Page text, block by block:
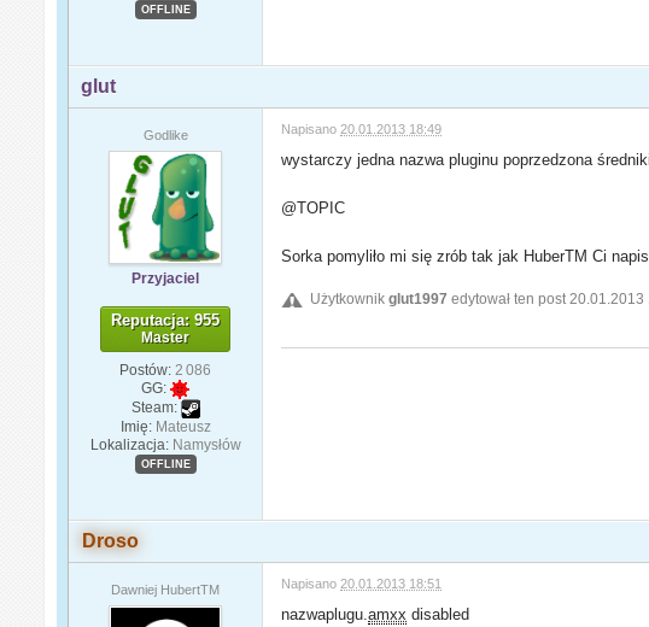
OFFLINE
glut
Godlike
Przyjaciel
Reputacja: 955
Master
Postów: 2 086
GG:
Steam:
Imię: Mateusz
Lokalizacja: Namysłów
OFFLINE
Napisano 20.01.2013 18:49
wystarczy jedna nazwa pluginu poprzedzona
@TOPIC
Sorka pomyliło mi się zrób tak jak HuberTM Ci
Użytkownikglut1997 edytował ten post 20.01.2013
Droso
Dawniej HubertTM Napisano 20.01.2013 18:51
nazwaplugu.amxx disabled